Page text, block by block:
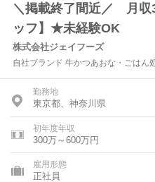
＼掲載終了間近／ 月収
ッフ】★未経験OK
株式会社ジェイフーズ
自社ブランド 牛かつあおな・ごはん
勤務地
東京都、神奈川県
初年度年収
300万～600万円
雇用形態
正社員